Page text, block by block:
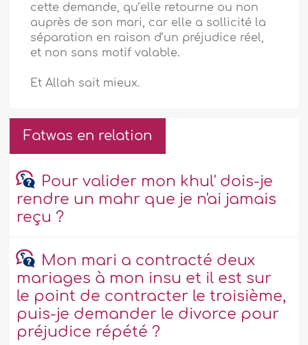
cette demande, qu’elle retourne ou non
auprès de son mari, car elle a sollicité la
séparation en raison d’un préjudice réel,
et non sans motif valable.
Et Allah sait mieux.
Fatwas en relation
Pour valider mon khul' dois-je
rendre un mahr que je n'ai jamais
reçu ?
Mon mari a contracté deux
mariages à mon insu et il est sur
le point de contracter le troisième,
puis-je demander le divorce pour
préjudice répété ?